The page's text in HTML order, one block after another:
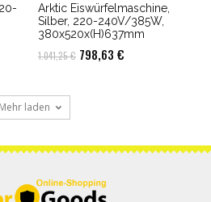
Arktic Eiswürfelmaschine,
Silber, 220-240V/385W,
380x520x(H)637mm
1.041,25€ Ursprünglicher
798,63 €
Mehr laden